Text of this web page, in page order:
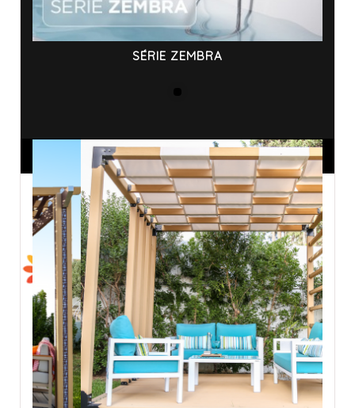
SÉRIE ZEMBRA
ANNONCES SPONSORISÉES